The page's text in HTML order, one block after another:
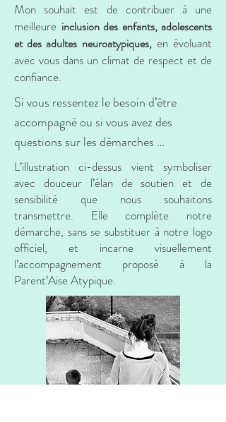
Mon souhait est de contribuer à une
meilleure inclusion des enfants, adolescents
et des adultes neuroatypiques,en évoluant
avec vous dans un climat de respect et de
confiance.
Si vous ressentez le besoin d’être
accompagné ou si vous avez des
questions sur les démarches
administratives, je serai heureuse
d’échanger avec vous et de trouver
ensemble les solutions les plus
adaptées.
L’illustration ci-dessus vient symboliser
avec douceur l’élan de soutien et de
sensibilité que nous souhaitons
transmettre. Elle complète notre
démarche, sans se substituer à notre logo
officiel, et incarne visuellement
l’accompagnement proposé à la
Parent’Aise Atypique.